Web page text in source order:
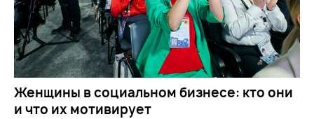
Женщины в социальном бизнесе: кто они
и что их мотивирует